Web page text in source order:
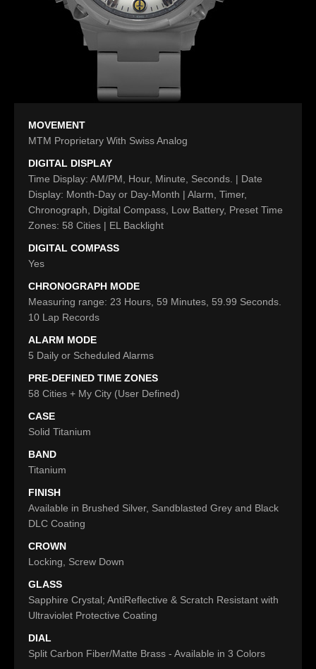
MOVEMENT
MTM Proprietary With Swiss Analog
DIGITAL DISPLAY
Time Display: AM/PM, Hour, Minute, Seconds. | Date
Display: Month-Day or Day-Month | Alarm, Timer,
Chronograph, Digital Compass, Low Battery, Preset Time
Zones: 58 Cities | EL Backlight
DIGITAL COMPASS
Yes
CHRONOGRAPH MODE
Measuring range: 23 Hours, 59 Minutes, 59.99 Seconds.
10 Lap Records
ALARM MODE
5 Daily or Scheduled Alarms
PRE-DEFINED TIME ZONES
58 Cities + My City (User Defined)
CASE
Solid Titanium
BAND
Titanium
FINISH
Available in Brushed Silver, Sandblasted Grey and Black
DLC Coating
CROWN
Locking, Screw Down
GLASS
Sapphire Crystal; AntiReflective & Scratch Resistant with
Ultraviolet Protective Coating
DIAL
Split Carbon Fiber/Matte Brass - Available in 3 Colors